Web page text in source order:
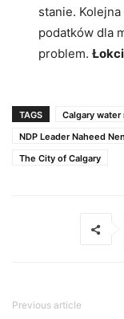
stanie.
podatków dla
problem.
TAGS Calgary water
NDP Leader Naheed
The City of Calgary
Previous article